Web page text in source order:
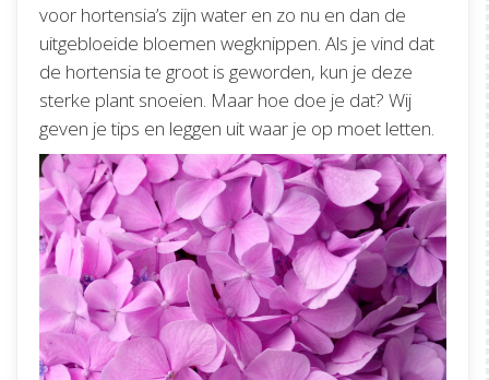
voor hortensia’s zijn water en zo nu en dan de
uitgebloeide bloemen wegknippen. Als je vind dat
de hortensia te groot is geworden, kun je deze
sterke plant snoeien. Maar hoe doe je dat? Wij
geven je tips en leggen uit waar je op moet letten.